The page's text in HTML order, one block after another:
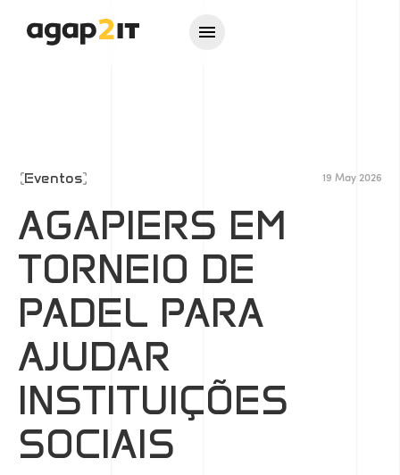
Eventos 19 May 2026
AGAPIERS EM
TORNEIO DE
PADEL PARA
AJUDAR
INSTITUIÇÕES
SOCIAIS